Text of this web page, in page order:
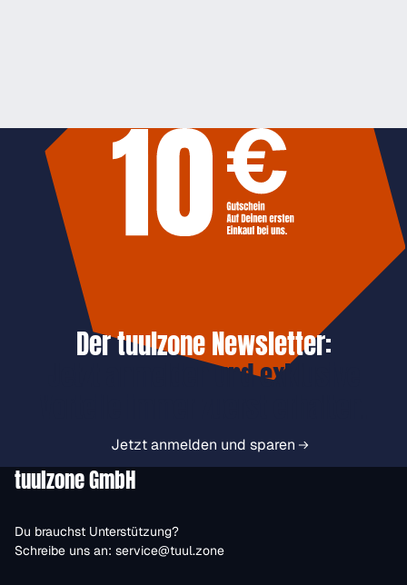
Der tuulzone Newsletter:
Jetzt anmelden und exklusive
Jetzt anmelden und sparen
tuulzone GmbH
Du brauchst Unterstützung?
Schreibe uns an: service@tuul.zone